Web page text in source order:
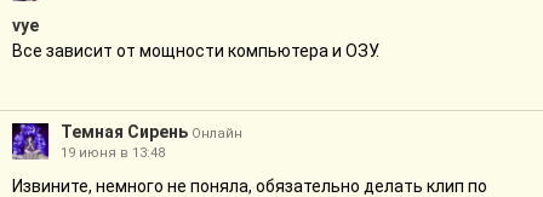
vye
Все зависит от мощности компьютера и ОЗУ.
Темная Сирень Онлайн
19 июня в 13:48
Извините, немного не поняла, обязательно делать клип по